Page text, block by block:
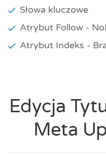
Słowa kluczowe
Atrybut Follow -
Atrybut Indeks -
Edycja
Meta